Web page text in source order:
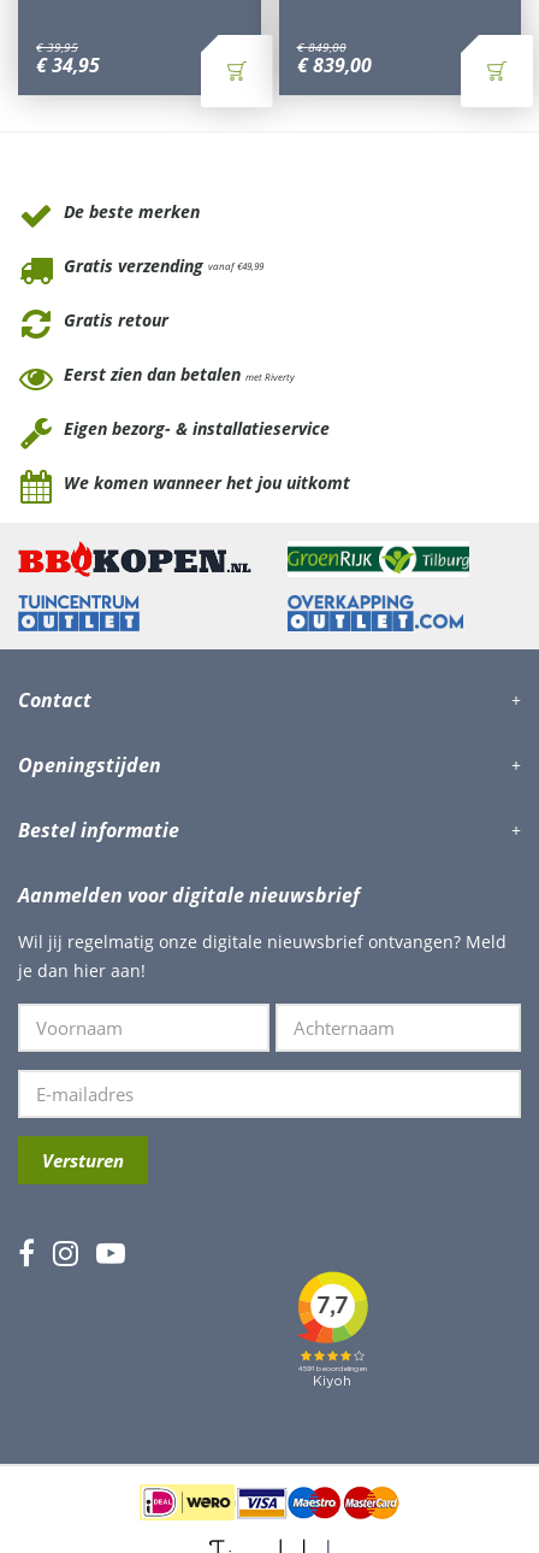
€ 39,95
€34,95
€ 849,00
€ 839,00
De beste merken
Gratis verzending vanaf €49,99
Gratis retour
Eerst zien dan betalen met Riverty
Eigen bezorg- & installatieservice
We komen wanneer het jou uitkomt
Contact
Openingstijden
Bestel informatie
Aanmelden voor digitale nieuwsbrief
Wil jij regelmatig onze digitale nieuwsbrief ontvangen? Meld
je dan hier aan!